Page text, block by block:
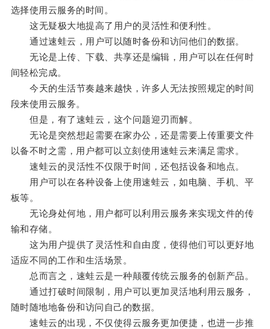
选择使用云服务的时间。
这无疑极大地提高了用户的灵活性和便利性。
通过速蛙云，用户可以随时备份和访问他们的数据。
无论是上传、下载、共享还是编辑，用户可以在任何时
间轻松完成。
今天的生活节奏越来越快，许多人无法按照规定的时间
段来使用云服务。
但是，有了速蛙云，这个问题迎刃而解。
无论是突然想起需要在家办公，还是需要上传重要文件
以备不时之需，用户都可以立刻使用速蛙云来满足需求。
速蛙云的灵活性不仅限于时间，还包括设备和地点。
用户可以在各种设备上使用速蛙云，如电脑、手机、平
板等。
无论身处何地，用户都可以利用云服务来实现文件的传
输和存储。
这为用户提供了灵活性和自由度，使得他们可以更好地
适应不同的工作和生活场景。
总而言之，速蛙云是一种颠覆传统云服务的创新产品。
通过打破时间限制，用户可以更加灵活地利用云服务，
随时随地地备份和访问自己的数据。
速蛙云的出现，不仅使得云服务更加便捷，也进一步推